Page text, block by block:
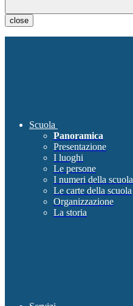
close
Scuola
Panoramica
Presentazione
I luoghi
Le persone
I numeri della scuola
Le carte della scuola
Organizzazione
La storia